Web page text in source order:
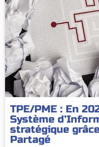
TPE/PME : En
Système
stratégique
Partagé